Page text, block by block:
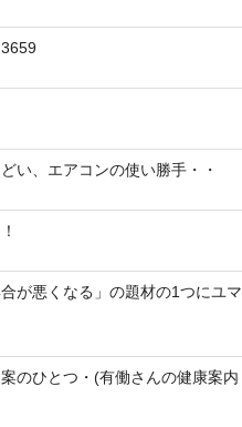
い、エアコンの使い勝手・・
が悪くなる」の題材の1つにユマ
のひとつ・(有働さんの健康案内